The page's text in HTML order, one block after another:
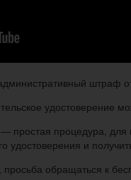
штраф
удостоверение
простая процедура,
удостоверения и
обращаться к